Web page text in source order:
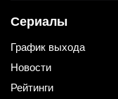
Сериалы
График выхода
Новости
Рейтинги